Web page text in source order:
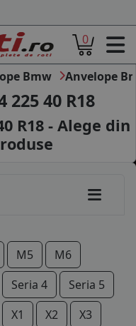
COMPANII
0
Bmw Anvelope
40 R18
R18 - Alege din
M5
M6
Seria 4
Seria 5
X1 X2
X3